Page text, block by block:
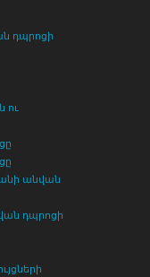
դպրոցի
ու
անվան
դպրոցի